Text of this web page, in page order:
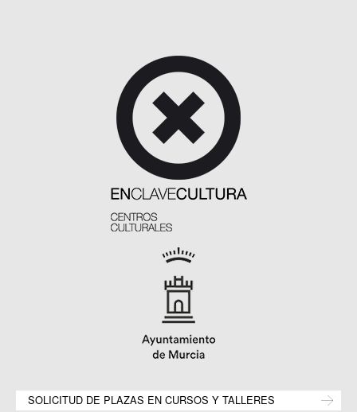
SOLICITUD DE PLAZAS EN CURSOS Y TALLERES